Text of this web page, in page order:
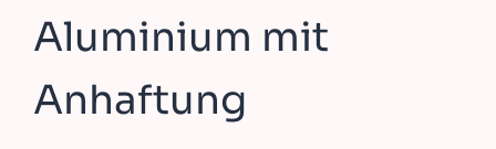
Aluminium mit
Anhaftung